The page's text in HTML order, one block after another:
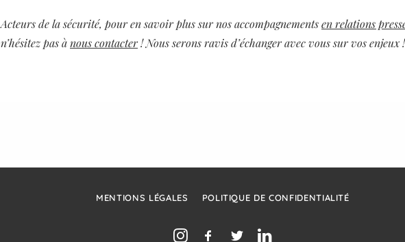
Acteurs de la sécurité, pour en savoir plus sur nos accompagnementsen relations
n’hésitez pas ànous contacter! Nous serons ravis d’échanger avec vous sur vos enjeux !
MENTIONS LÉGALES POLITIQUE DE CONFIDENTIALITÉ